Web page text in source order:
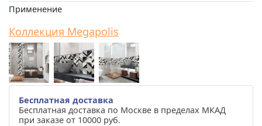
Применение
Коллекция Megapolis
Бесплатная доставка
Бесплатная доставка по Москве в пределах МКАД
при заказе от 10000 руб.